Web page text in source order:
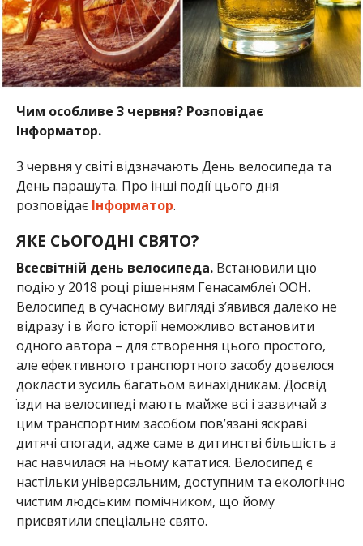
Чим особливе 3 червня? Розповідає
Інформатор.
3 червня у світі відзначають День велосипеда та
День парашута. Про інші події цього дня
розповідає Інформатор.
ЯКЕ СЬОГОДНІ СВЯТО?
Всесвітній день велосипеда. Встановили цю
подію у 2018 році рішенням Генасамблеї ООН.
Велосипед в сучасному вигляді з’явився далеко не
відразу і в його історії неможливо встановити
одного автора – для створення цього простого,
але ефективного транспортного засобу довелося
докласти зусиль багатьом винахідникам. Досвід
їзди на велосипеді мають майже всі і зазвичай з
цим транспортним засобом пов’язані яскраві
дитячі спогади, адже саме в дитинстві більшість з
нас навчилася на ньому кататися. Велосипед є
настільки універсальним, доступним та екологічно
чистим людським помічником, що йому
присвятили спеціальне свято.